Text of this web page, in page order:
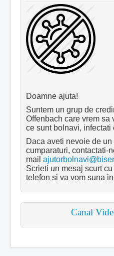
Doamne ajuta!
Suntem un grup de
Offenbach care vrem sa
ce sunt bolnavi, infectati
Daca aveti nevoie de
cumparaturi, contactati-
mail
Scrieti un mesaj scurt
telefon si va vom suna
Canal